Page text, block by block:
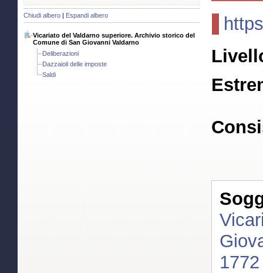
Chiudi albero Espandi albero
Vicariato del Valdarno superiore. Archivio storico del
Comune di San Giovanni Valdarno
Deliberazioni
Dazzaioli delle imposte
Saldi
1772